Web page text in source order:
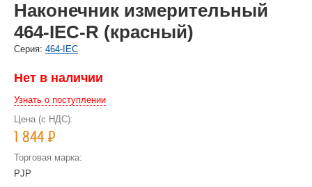
Наконечник измерительный
464-IEC-R (красный)
Cерия: 464-IEC
Нет в наличии
Узнать о поступлении
Цена (с НДС):
1 844Р
Торговая марка:
PJP